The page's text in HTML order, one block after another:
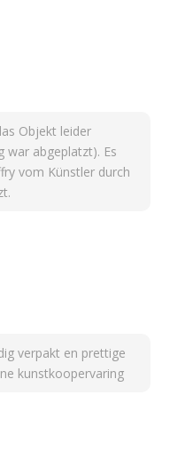
Objekt leider
war abgeplatzt). Es
vom Künstler durch
verpakt en prettige
kunstkoopervaring